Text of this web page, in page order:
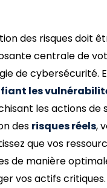
des risques doit
centrale de
de cybersécurité.
les
les actions de
des risques réels,
que vos
de manière
vos actifs critiques.